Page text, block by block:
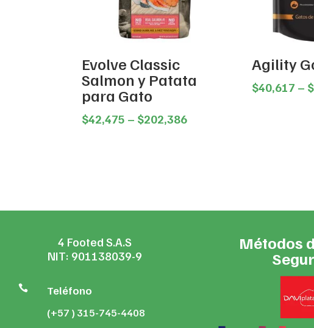
Evolve Classic
Salmon y Patata
para Gato
$42,475 – $202,386Price
Agility
$40,617 – $
4 Footed S.A.S
NIT: 901138039-9
 Teléfono
(+57 ) 315-745-4408
Métodos